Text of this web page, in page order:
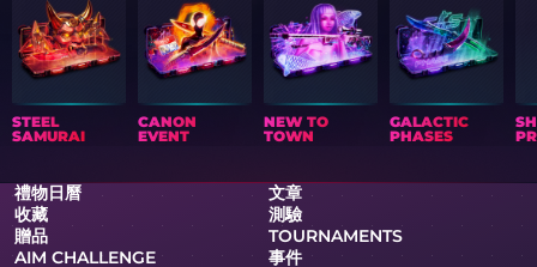
STEEL
SAMURAI
CANON
EVENT
NEW TO
TOWN
GALACTIC
PHASES
禮物日曆
文章
收藏
測驗
贈品
TOURNAMENTS
AIM CHALLENGE
事件